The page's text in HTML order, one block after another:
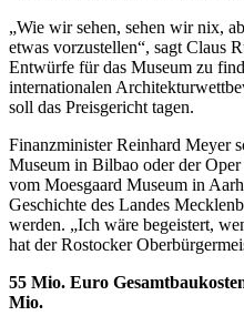
„Wie wir sehen, sehen wir nix,
etwas vorzustellen“, sagt Claus
Entwürfe für das Museum zu
internationalen
soll das Preisgericht tagen.
Finanzminister Reinhard Meyer
Museum in Bilbao oder der
vom Moesgaard Museum in
Geschichte des Landes
werden. „Ich wäre begeistert,
hat der Rostocker
55 Mio. Euro
Mio.